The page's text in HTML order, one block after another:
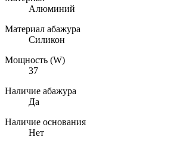
Алюминий
Материал абажура
Силикон
Мощность (W)
37
Наличие абажура
Да
Наличие основания
Нет